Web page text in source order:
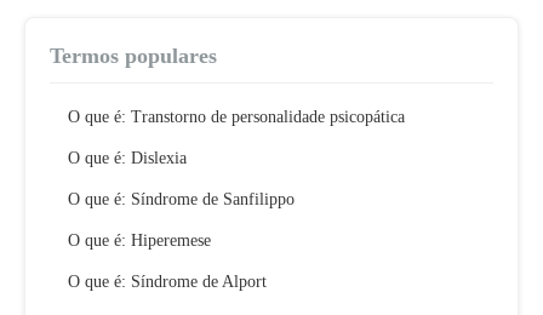
Termos populares
O que é: Transtorno de personalidade psicopática
O que é: Dislexia
O que é: Síndrome de Sanfilippo
O que é: Hiperemese
O que é: Síndrome de Alport